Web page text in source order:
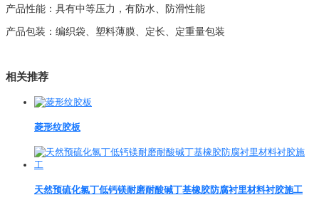
产品性能：具有中等压力，有防水、防滑性能
产品包装：编织袋、塑料薄膜、定长、定重量包装
相关推荐
菱形纹胶板
天然预硫化氯丁低钙镁耐磨耐酸碱丁基橡胶防腐衬里材料衬胶施工